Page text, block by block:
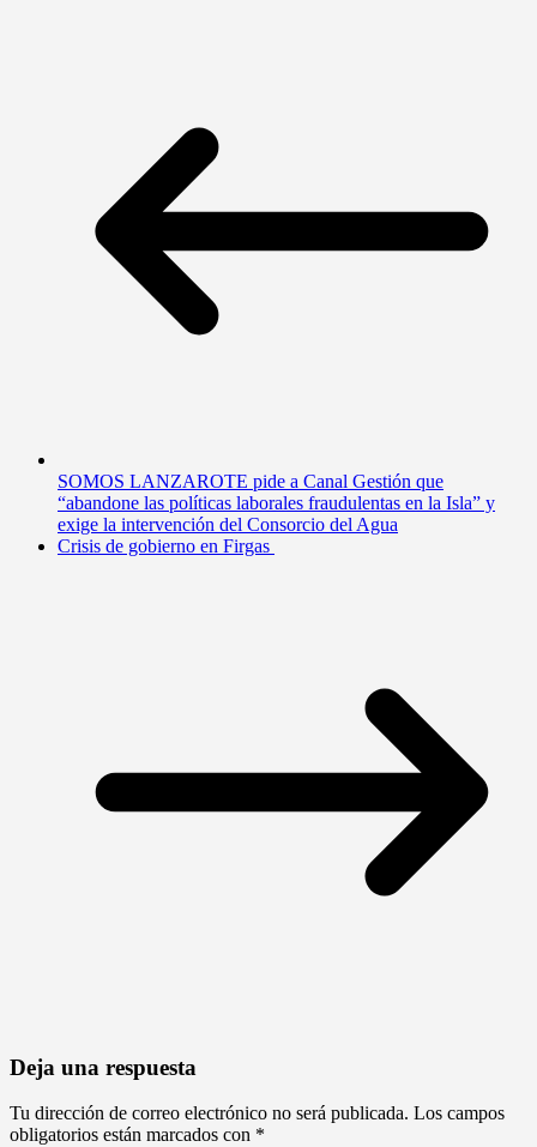
SOMOS LANZAROTE pide a Canal Gestión que
“abandone las políticas laborales fraudulentas en la Isla” y
exige la intervención del Consorcio del Agua
Crisis de gobierno en Firgas
Deja una respuesta
Tu dirección de correo electrónico no será publicada. Los campos
obligatorios están marcados con *